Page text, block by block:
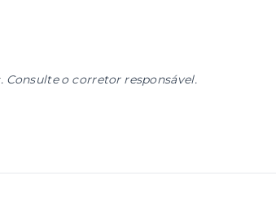
Consulte o corretor responsável.